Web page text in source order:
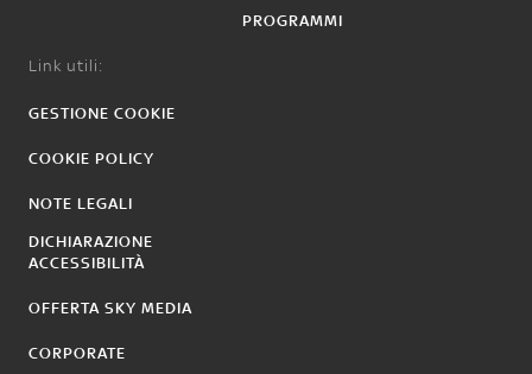
PROGRAMMI
Link utili:
GESTIONE COOKIE
COOKIE POLICY
NOTE LEGALI
DICHIARAZIONE
ACCESSIBILITÀ
OFFERTA SKY MEDIA
CORPORATE